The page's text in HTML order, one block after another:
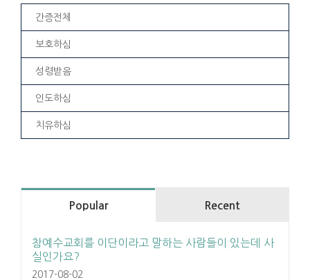
간증전체
보호하심
성령받음
인도하심
치유하심
Popular Recent
참예수교회를 이단이라고 말하는 사람들이 있는데 사
실인가요?
2017-08-02